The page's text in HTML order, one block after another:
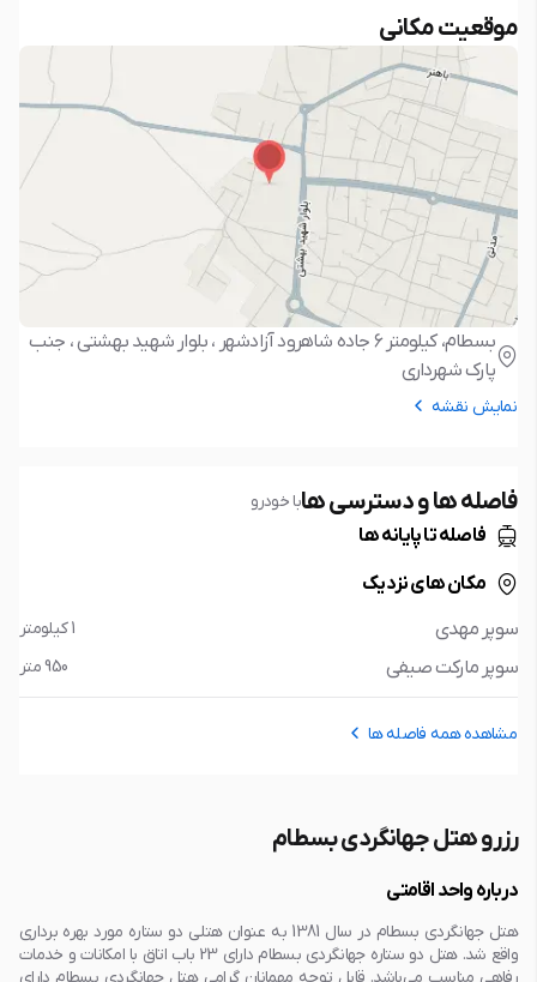
موقعیت مکانی
بسطام، کیلومتر ۶ جاده شاهرود آزادشهر ، بلوار شهید بهشتی ، جنب
پارک شهرداری
نمایش نقشه
فاصله ها و دسترسی هابا خودرو
فاصله تا پایانه ها
مکان های نزدیک
سوپر مهدی
1 کیلومتر
سوپر مارکت صیفی 950 متر
مشاهده همه فاصله ها
رزرو هتل جهانگردی بسطام
درباره واحد اقامتی
هتل جهانگردی بسطام در سال 1381 به عنوان هتلی دو ستاره مورد بهره برداری
واقع شد. هتل دو ستاره جهانگردی بسطام دارای 23 باب اتاق با امکانات و خدمات